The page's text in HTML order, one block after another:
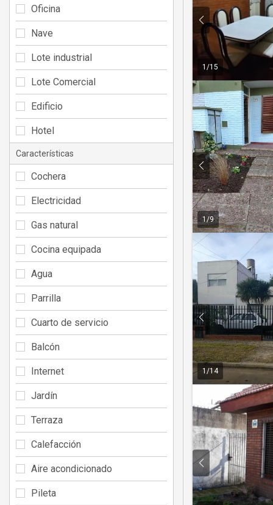
1 /15
1/9
1 /14
Oficina
Nave
Lote industrial
Lote Comercial
Edificio
Hotel
Características
Cochera
Electricidad
Gas natural
Cocina equipada
Agua
Parrilla
Cuarto de servicio
Balcón
Internet
Jardín
Terraza
Calefacción
Aire acondicionado
Pileta